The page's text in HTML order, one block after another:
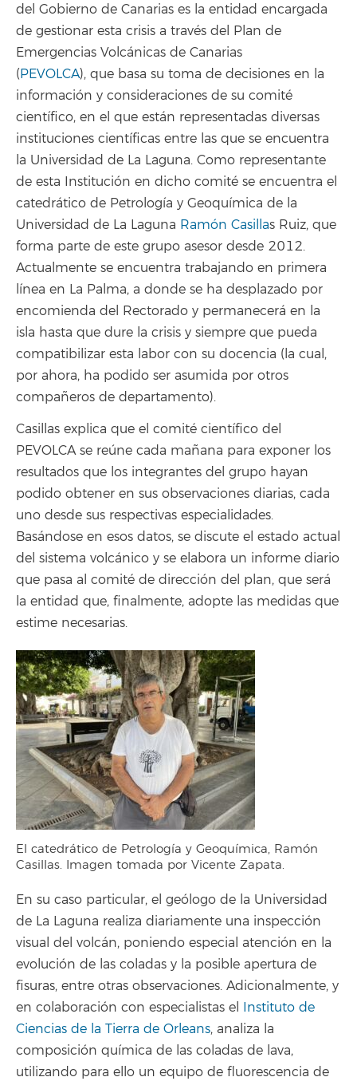
del Gobierno de Canarias es la entidad encargada
de gestionar esta crisis a través del Plan de
Emergencias Volcánicas de Canarias
(PEVOLCA), que basa su toma de decisiones en la
información y consideraciones de su comité
científico, en el que están representadas diversas
instituciones científicas entre las que se encuentra
la Universidad de La Laguna. Como representante
de esta Institución en dicho comité se encuentra el
catedrático de Petrología y Geoquímica de la
Universidad de La Laguna Ramón Casillas Ruiz, que
forma parte de este grupo asesor desde 2012.
Actualmente se encuentra trabajando en primera
línea en La Palma, a donde se ha desplazado por
encomienda del Rectorado y permanecerá en la
isla hasta que dure la crisis y siempre que pueda
compatibilizar esta labor con su docencia (la cual,
por ahora, ha podido ser asumida por otros
compañeros de departamento).
Casillas explica que el comité científico del
PEVOLCA se reúne cada mañana para exponer los
resultados que los integrantes del grupo hayan
podido obtener en sus observaciones diarias, cada
uno desde sus respectivas especialidades.
Basándose en esos datos, se discute el estado actual
del sistema volcánico y se elabora un informe diario
que pasa al comité de dirección del plan, que será
la entidad que, finalmente, adopte las medidas que
estime necesarias.
El catedrático de Petrología y Geoquímica, Ramón
Casillas. Imagen tomada por Vicente Zapata.
En su caso particular, el geólogo de la Universidad
de La Laguna realiza diariamente una inspección
visual del volcán, poniendo especial atención en la
evolución de las coladas y la posible apertura de
fisuras, entre otras observaciones. Adicionalmente, y
en colaboración con especialistas el Instituto de
Ciencias de la Tierra de Orleans, analiza la
composición química de las coladas de lava,
utilizando para ello un equipo de fluorescencia de